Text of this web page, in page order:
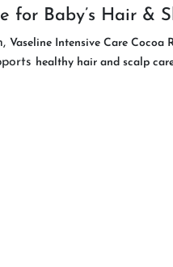
for Baby’s Hair &
Vaseline Intensive Care Cocoa
healthy hair and scalp